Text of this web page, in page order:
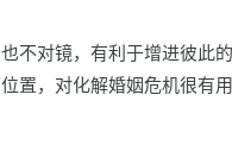
不对镜，有利于增进彼此
置，对化解婚姻危机很有用